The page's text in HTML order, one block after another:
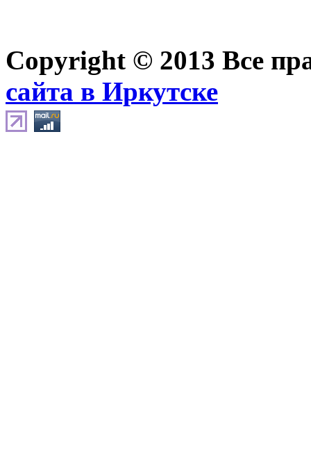
Copyright © 2013 Все
сайта в Иркутске